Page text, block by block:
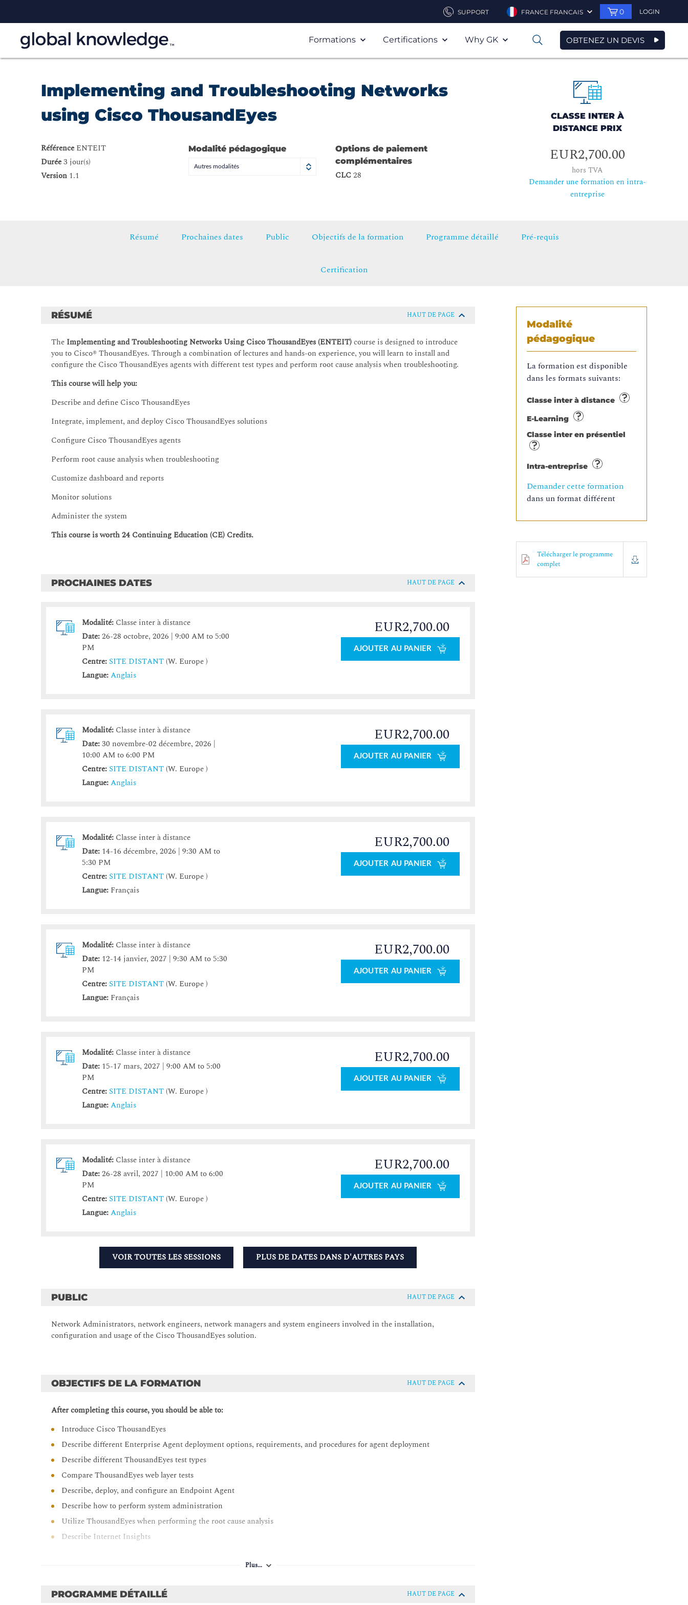
SUPPORT FRANCE FRANCAIS 0 LOGIN
Formations Certifications Why GK 0 OBTENEZ UN DEVIS
Implementing and Troubleshooting Networks
using Cisco ThousandEyes
Référence ENTEIT
Durée3 jour(s)
Version 1.1
Modalité pédagogique
Autres modalités
Options de paiement
complémentaires
CLC 28
CLASSE INTER À
DISTANCE PRIX
EUR2,700.00
hors TVA
Demander une formation en intra-
entreprise
Résumé Prochaines dates Public Objectifs de la formation Programme détaillé Pré-requis
Certification
Modalité
pédagogique
La formation est disponible
dans les formats suivants:
Classe inter à distance
E-Learning
Classe inter en présentiel
Intra-entreprise
Demander cette formation
dans un format différent
Télécharger le programme
complet
RÉSUMÉ HAUT DE PAGE
The Implementing and Troubleshooting Networks Using Cisco ThousandEyes (ENTEIT)course is designed to introduce
you to Cisco® ThousandEyes. Through a combination of lectures and hands-on experience, you will learn to install and
configure the Cisco ThousandEyes agents with different test types and perform root cause analysis when troubleshooting.
This course will help you:
Describe and define Cisco ThousandEyes
Integrate, implement, and deploy Cisco ThousandEyes solutions
Configure Cisco ThousandEyes agents
Perform root cause analysis when troubleshooting
Customize dashboard and reports
Monitor solutions
Administer the system
This course is worth 24 Continuing Education (CE) Credits.
PROCHAINES DATES HAUT DE PAGE
Modalité: Classe inter à distance
Date:26-28 octobre, 2026 | 9:00 AM to 5:00
PM
Centre: SITE DISTANT(W. Europe )
Langue:Anglais
EUR2,700.00
AJOUTER AU PANIER
Modalité: Classe inter à distance
Date:30 novembre-02 décembre, 2026 |
10:00 AM to 6:00 PM
Centre: SITE DISTANT(W. Europe )
Langue:Anglais
EUR2,700.00
AJOUTER AU PANIER
Modalité: Classe inter à distance
Date: 14-16 décembre, 2026 | 9:30 AM to
5:30 PM
Centre: SITE DISTANT(W. Europe )
Langue: Français
EUR2,700.00
AJOUTER AU PANIER
Modalité: Classe inter à distance
Date: 12-14 janvier, 2027 | 9:30 AM to 5:30
PM
Centre: SITE DISTANT(W. Europe )
Langue: Français
EUR2,700.00
AJOUTER AU PANIER
Modalité: Classe inter à distance
Date: 15-17 mars, 2027 | 9:00 AM to 5:00
PM
Centre: SITE DISTANT(W. Europe )
Langue:Anglais
EUR2,700.00
AJOUTER AU PANIER
Modalité: Classe inter à distance
Date:26-28 avril, 2027 | 10:00 AM to 6:00
PM
Centre: SITE DISTANT(W. Europe )
Langue:Anglais
EUR2,700.00
AJOUTER AU PANIER
VOIR TOUTES LES SESSIONS PLUS DE DATES DANS D'AUTRES PAYS
PUBLIC HAUT DE PAGE
Network Administrators, network engineers, network managers and system engineers involved in the installation,
configuration and usage of the Cisco ThousandEyes solution.
OBJECTIFS DE LA FORMATION HAUT DE PAGE
After completing this course, you should be able to:
Introduce Cisco ThousandEyes
Describe different Enterprise Agent deployment options, requirements, and procedures for agent deployment
Describe different ThousandEyes test types
Compare ThousandEyes web layer tests
Describe, deploy, and configure an Endpoint Agent
Describe how to perform system administration
Utilize ThousandEyes when performing the root cause analysis
Describe Internet Insights
Plus...
PROGRAMME DÉTAILLÉ HAUT DE PAGE